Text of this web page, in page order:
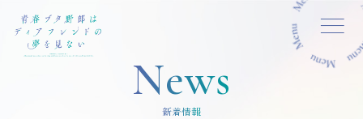
MENU CLOSE
News
新着情報